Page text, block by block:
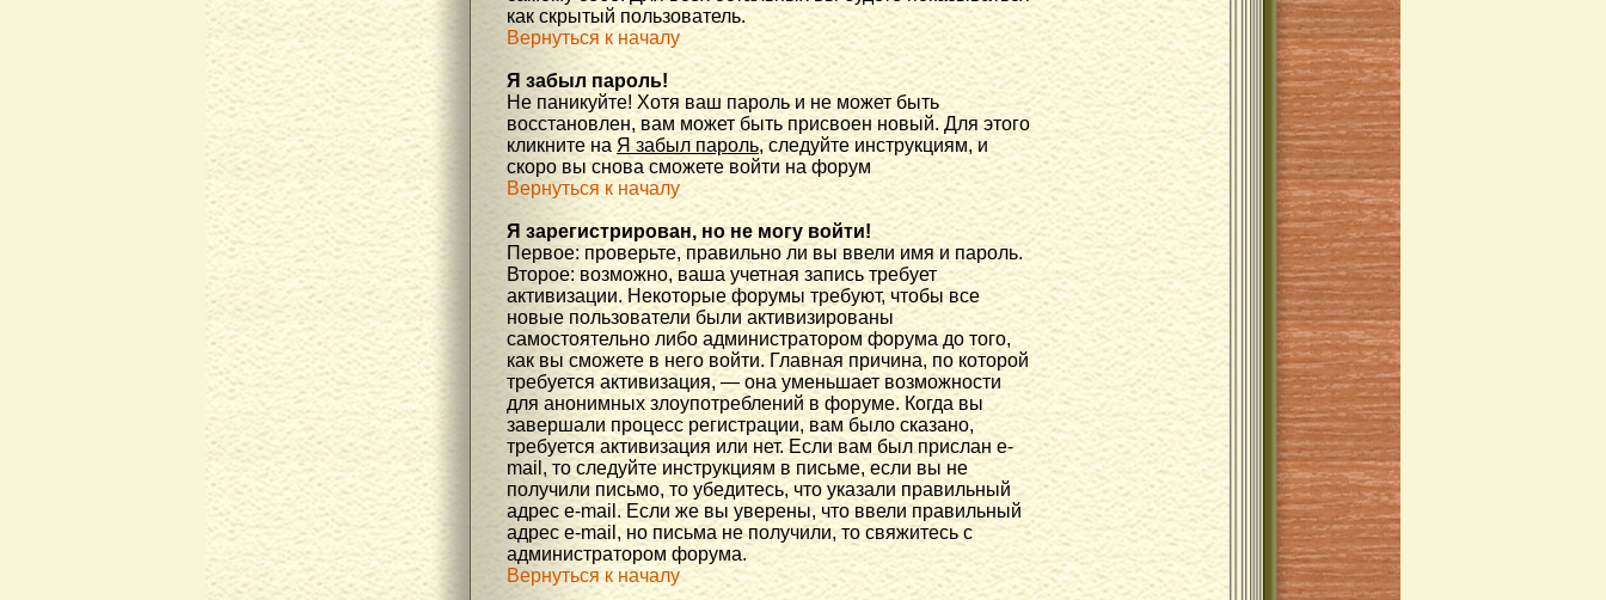
как скрытый пользователь.
Вернуться к началу
Я забыл пароль!
Не паникуйте! Хотя ваш пароль и не может быть
восстановлен, вам может быть присвоен новый. Для этого
кликните на Я забыл пароль, следуйте инструкциям, и
скоро вы снова сможете войти на форум
Вернуться к началу
Я зарегистрирован, но не могу войти!
Первое: проверьте, правильно ли вы ввели имя и пароль.
Второе: возможно, ваша учетная запись требует
активизации. Некоторые форумы требуют, чтобы все
новые пользователи были активизированы
самостоятельно либо администратором форума до того,
как вы сможете в него войти. Главная причина, по которой
требуется активизация, — она уменьшает возможности
для анонимных злоупотреблений в форуме. Когда вы
завершали процесс регистрации, вам было сказано,
требуется активизация или нет. Если вам был прислан e-
mail, то следуйте инструкциям в письме, если вы не
получили письмо, то убедитесь, что указали правильный
адрес e-mail. Если же вы уверены, что ввели правильный
адрес e-mail, но письма не получили, то свяжитесь с
администратором форума.
Вернуться к началу